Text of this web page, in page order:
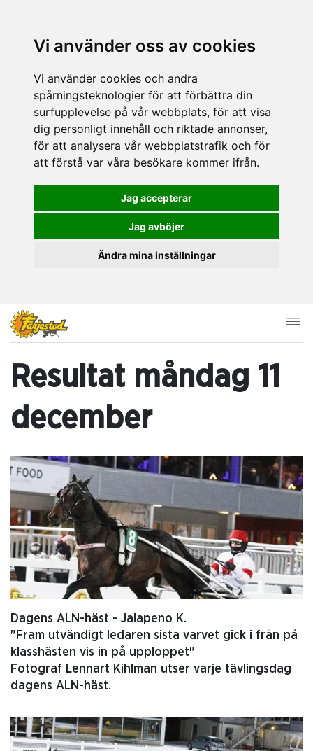
Vi använder oss av cookies
Vi använder cookies och andra
spårningsteknologier för att förbättra din
surfupplevelse på vår webbplats, för att visa
dig personligt innehåll och riktade annonser,
för att analysera vår webbplatstrafik och för
att förstå var våra besökare kommer ifrån.
Jag accepterar
Jag avböjer
Ändra mina inställningar
Resultat måndag 11
december
Dagens ALN-häst - Jalapeno K.
"Fram utvändigt ledaren sista varvet gick i från på
klasshästen vis in på upploppet"
Fotograf Lennart Kihlman utser varje tävlingsdag
dagens ALN-häst.